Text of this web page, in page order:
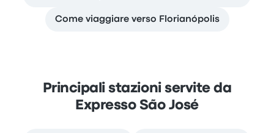
Come viaggiare verso Florianópolis
Principali stazioni servite da
Expresso São José